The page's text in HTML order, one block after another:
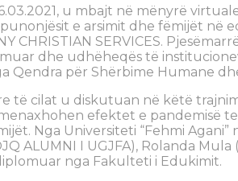
u mbajt në mënyrë
e arsimit dhe fëmijët në
CHRISTIAN SERVICES.
dhe udhëheqës të
Qendra për Shërbime Humane
të cilat u diskutuan në këtë
efektet e pandemisë
Nga Universiteti “Fehmi Agani”
ALUMNI I UGJFA), Rolanda
nga Fakulteti i Edukimit.